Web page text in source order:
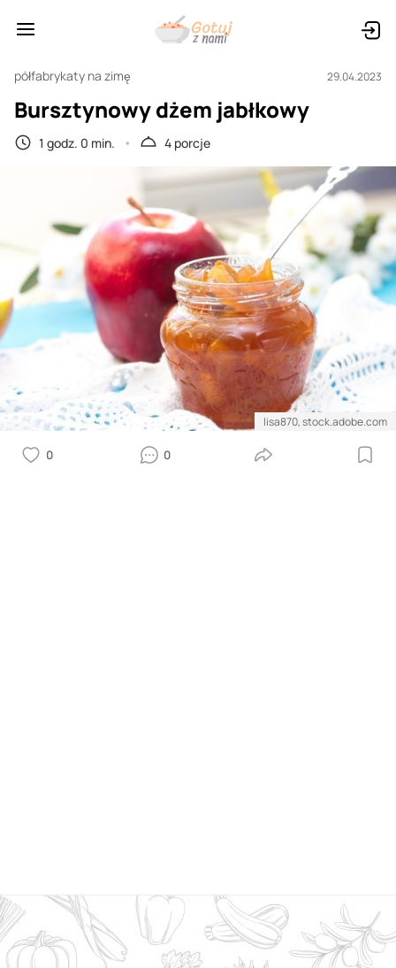
półfabrykaty na zimę 29.04.2023
Bursztynowy dżem jabłkowy
1 godz. 0 min. 4 porcje
lisa870, stock.adobe.com
0 0